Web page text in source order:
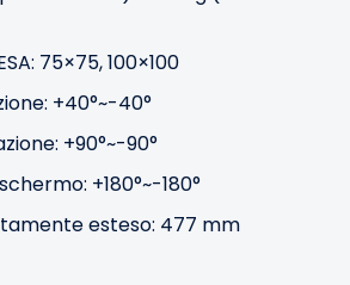
75×75, 100×100
+40°~-40°
+90°~-90°
+180°~-180°
esteso: 477 mm